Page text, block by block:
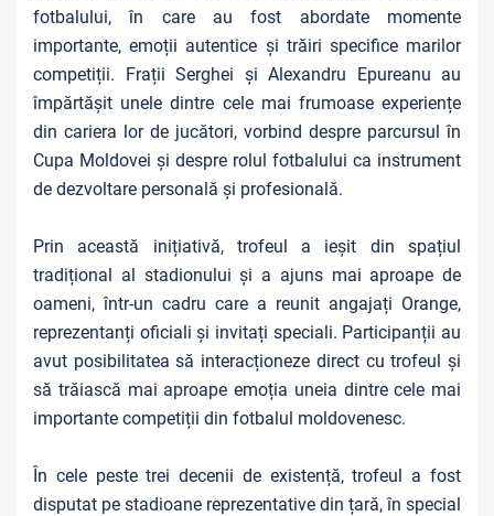
fotbalului, în care au fost abordate momente
importante, emoții autentice și trăiri specifice marilor
competiții. Frații Serghei și Alexandru Epureanu au
împărtășit unele dintre cele mai frumoase experiențe
din cariera lor de jucători, vorbind despre parcursul în
Cupa Moldovei și despre rolul fotbalului ca instrument
de dezvoltare personală și profesională.
Prin această inițiativă, trofeul a ieșit din spațiul
tradițional al stadionului și a ajuns mai aproape de
oameni, într-un cadru care a reunit angajați Orange,
reprezentanți oficiali și invitați speciali. Participanții au
avut posibilitatea să interacționeze direct cu trofeul și
să trăiască mai aproape emoția uneia dintre cele mai
importante competiții din fotbalul moldovenesc.
În cele peste trei decenii de existență, trofeul a fost
disputat pe stadioane reprezentative din țară, în special